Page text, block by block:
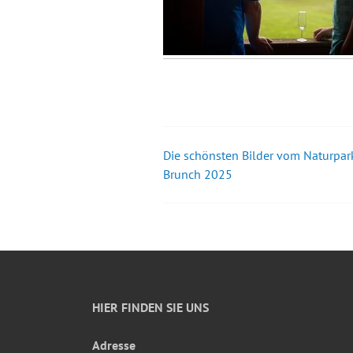
Beitrags-
Die schönsten Bilder vom
Brunch 2025
HIER FINDEN SIE UNS
Adresse